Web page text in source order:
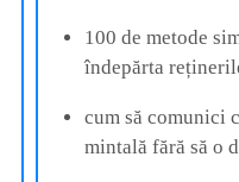
100 de metode
îndepărta
cum să comunici
mintală fără să o